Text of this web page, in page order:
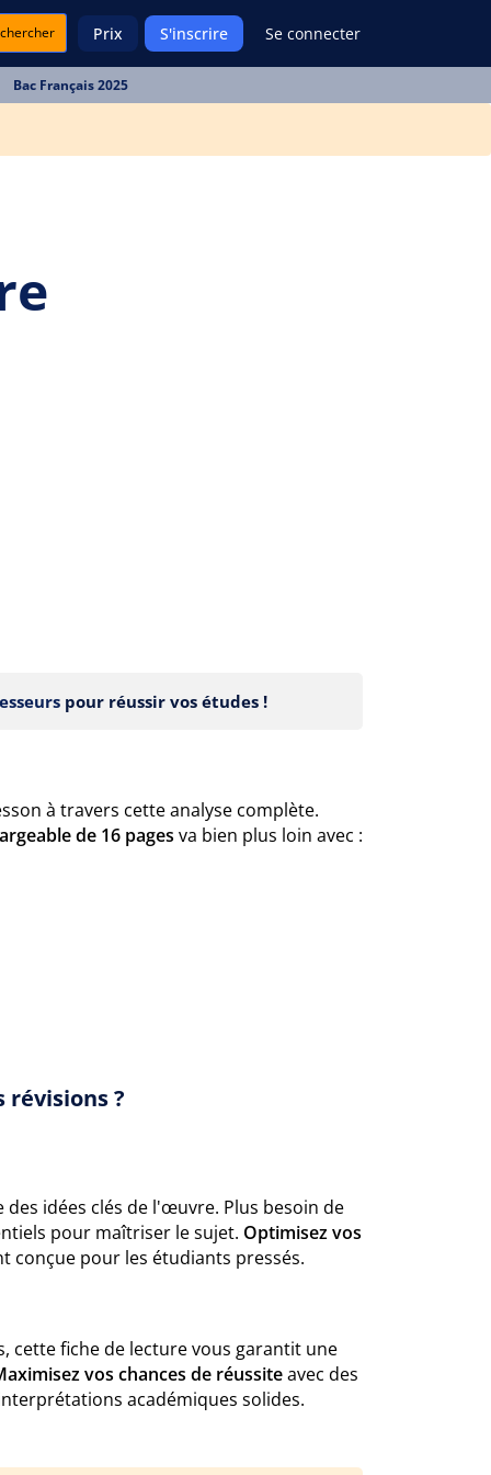
Prix S'inscrire Se connecter
Bac Français 2025
pour réussir vos études !
à travers cette analyse complète.
de 16 pages va bien plus loin avec :
révisions ?
idées clés de l'œuvre. Plus besoin de
pour maîtriser le sujet. Optimisez vos
conçue pour les étudiants pressés.
cette fiche de lecture vous garantit une
vos chances de réussiteavec des
académiques solides.